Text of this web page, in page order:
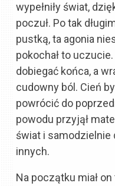
wypełniły świat,
poczuł. Po tak
pustką, ta agonia
pokochał to
dobiegać końca, a
cudowny ból. Cień
powrócić do
powodu przyjął
świat i samodzielnie
innych.
Na początku miał